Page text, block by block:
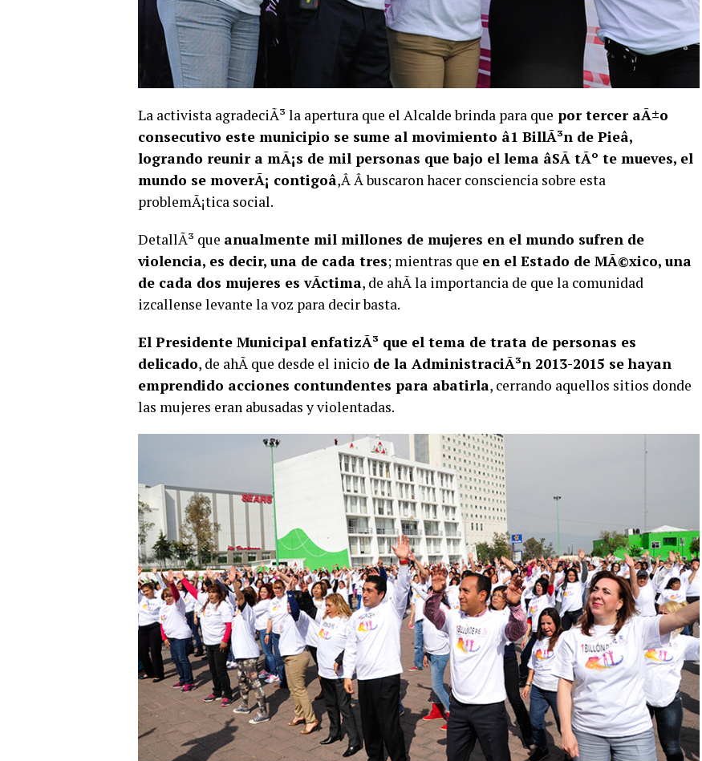
La activista agradeciÃ³ la apertura que el Alcalde brinda para que por tercer aÃ±o
consecutivo este municipio se sume al movimiento â1 BillÃ³n de Pieâ,
logrando reunir a mÃ¡s de mil personas que bajo el lema âSÃ­ tÃº te mueves, el
mundo se moverÃ¡ contigoâ,Â Â buscaron hacer consciencia sobre esta
problemÃ¡tica social.
DetallÃ³ que anualmente mil millones de mujeres en el mundo sufren de
violencia, es decir, una de cada tres; mientras que en el Estado de MÃ©xico, una
de cada dos mujeres es vÃ­ctima, de ahÃ­ la importancia de que la comunidad
izcallense levante la voz para decir basta.
El Presidente Municipal enfatizÃ³ que el tema de trata de personas es
delicado, de ahÃ­ que desde el inicio de la AdministraciÃ³n 2013-2015 se hayan
emprendido acciones contundentes para abatirla, cerrando aquellos sitios donde
las mujeres eran abusadas y violentadas.